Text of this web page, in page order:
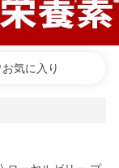
お気に入り